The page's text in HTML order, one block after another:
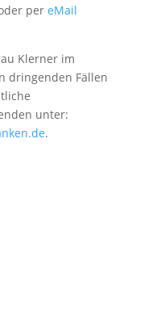
per eMail
Klerner im
dringenden Fällen
unter:
.